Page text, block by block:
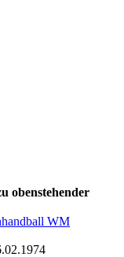
obenstehender
WM